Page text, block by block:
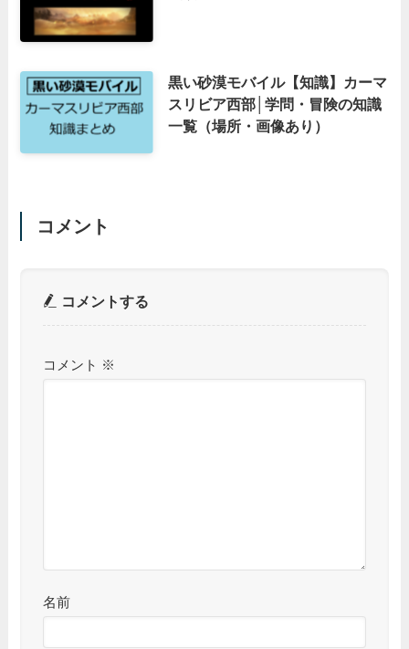
黒い砂漠モバイル【知識】カーマ
スリビア西部│学問・冒険の知識
一覧（場所・画像あり）
コメント
コメントする
コメント ※
名前